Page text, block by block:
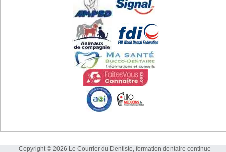
Copyright © 2026 Le Courrier du Dentiste, formation dentaire continue